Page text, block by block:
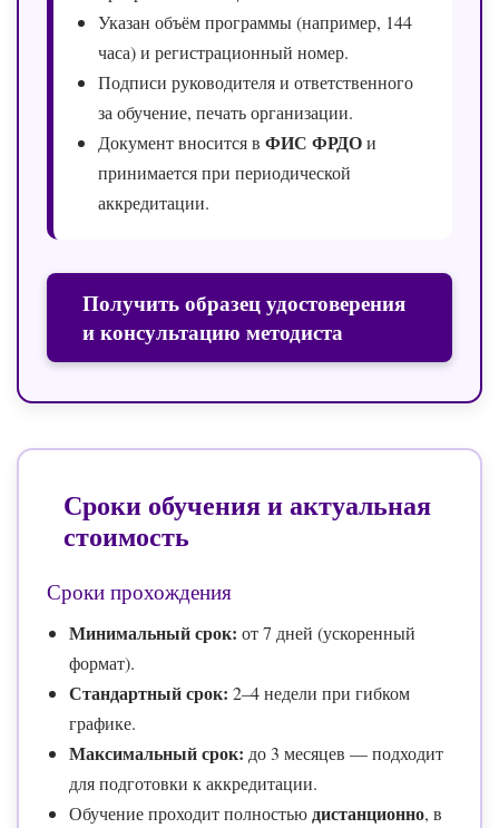
Указан объём программы (например, 144
часа) и регистрационный номер.
Подписи руководителя и ответственного
за обучение, печать организации.
Документ вносится в ФИС ФРДОи
принимается при периодической
аккредитации.
Получить образец удостоверения
и консультацию методиста
Сроки обучения и актуальная
стоимость
Сроки прохождения
Минимальный срок: от 7 дней (ускоренный
формат).
Стандартный срок: 2–4 недели при гибком
графике.
Максимальный срок: до 3 месяцев — подходит
для подготовки к аккредитации.
Обучение проходит полностьюдистанционно, в